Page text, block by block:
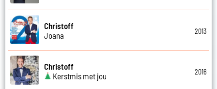
Christoff
Joana
2013
Christoff
Kerstmis met jou
2016